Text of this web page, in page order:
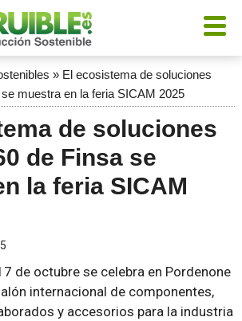
» El ecosistema de soluciones
muestra en la feria SICAM 2025
de soluciones
de Finsa se
la feria SICAM
de octubre se celebra en Pordenone
internacional de componentes,
y accesorios para la industria